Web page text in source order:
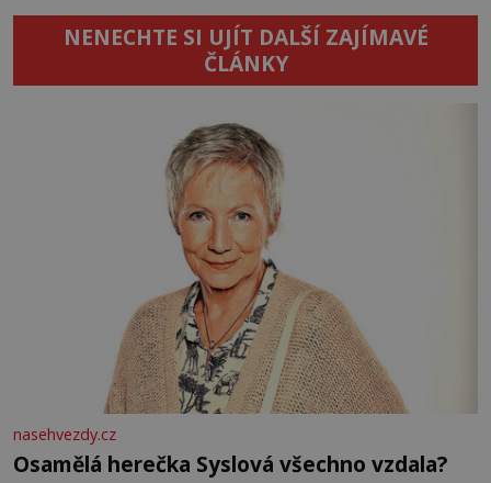
NENECHTE SI UJÍT DALŠÍ ZAJÍMAVÉ
ČLÁNKY
nasehvezdy.cz
Osamělá herečka Syslová všechno vzdala?